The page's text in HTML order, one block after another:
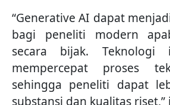
“Generative AI dapat
bagi peneliti modern
secara bijak. Teknologi
mempercepat proses
sehingga peneliti dapat
substansi dan kualitas riset,”